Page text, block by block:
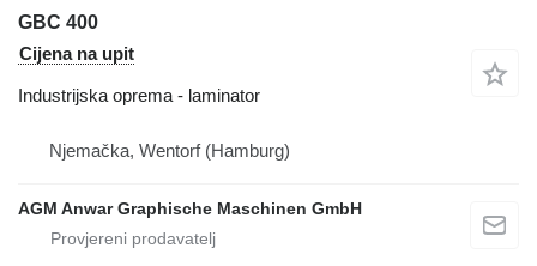
GBC 400
Cijena na upit
Industrijska oprema - laminator
Njemačka, Wentorf (Hamburg)
AGM Anwar Graphische Maschinen GmbH